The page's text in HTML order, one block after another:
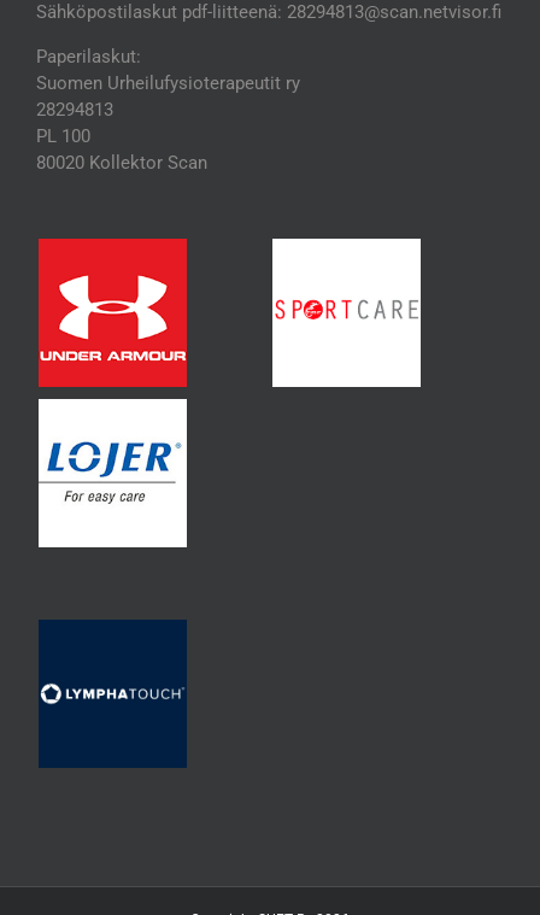
Sähköpostilaskut pdf-liitteenä: 28294813@scan.netvisor.fi
Paperilaskut:
Suomen Urheilufysioterapeutit ry
28294813
PL 100
80020 Kollektor Scan